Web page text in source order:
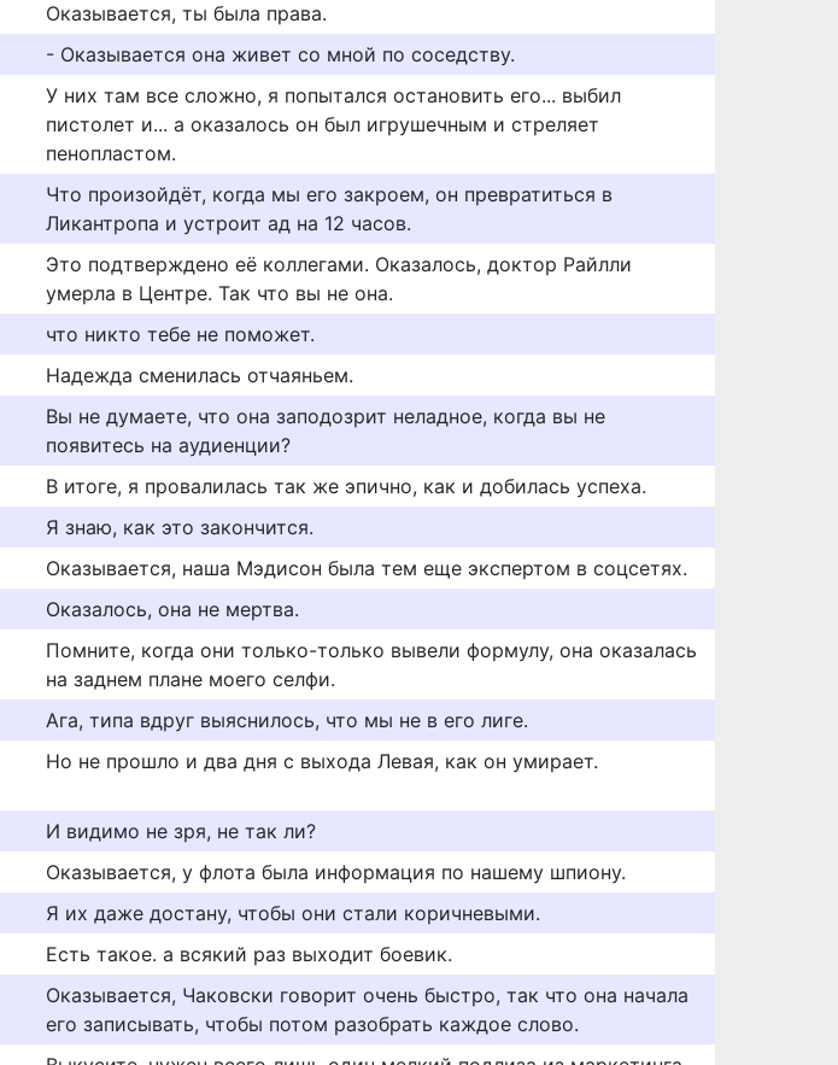
Оказывается, ты была права.
- Оказывается она живет со мной по соседству.
У них там все сложно, я попытался остановить его... выбил
пистолет и... а оказалось он был игрушечным и стреляет
пенопластом.
Что произойдёт, когда мы его закроем, он превратиться в
Ликантропа и устроит ад на 12 часов.
Это подтверждено её коллегами. Оказалось, доктор Райлли
умерла в Центре. Так что вы не она.
что никто тебе не поможет.
Надежда сменилась отчаяньем.
Вы не думаете, что она заподозрит неладное, когда вы не
появитесь на аудиенции?
В итоге, я провалилась так же эпично, как и добилась успеха.
Я знаю, как это закончится.
Оказывается, наша Мэдисон была тем еще экспертом в соцсетях.
Оказалось, она не мертва.
Помните, когда они только-только вывели формулу, она оказалась
на заднем плане моего селфи.
Ага, типа вдруг выяснилось, что мы не в его лиге.
Но не прошло и два дня с выхода Левая, как он умирает.
И видимо не зря, не так ли?
Оказывается, у флота была информация по нашему шпиону.
Я их даже достану, чтобы они стали коричневыми.
Есть такое. а всякий раз выходит боевик.
Оказывается, Чаковски говорит очень быстро, так что она начала
его записывать, чтобы потом разобрать каждое слово.